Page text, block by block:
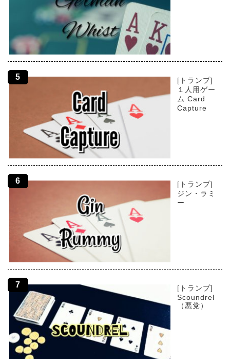
[トランプ]
１人用ゲー
ム Card
Capture
[トランプ]
ジン・ラミ
ー
[トランプ]
Scoundrel
（悪党）